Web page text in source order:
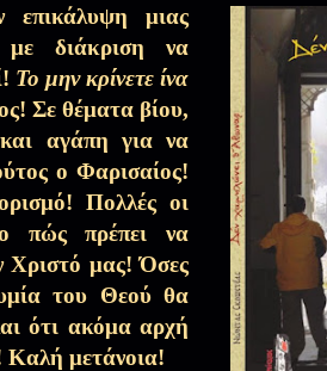
Αποσπάσματα Εκπομπών, Τριώδιο-
Σαρακοστή
Αποσπάσματα Εκπομπών, Τριώδιο-
Σαρακοστή
Αποσπάσματα Εκπομπών, Τριώδιο-
Σαρακοστή
Αποσπάσματα Εκπομπών
μιας
με διάκριση να
Το μην κρίνετε ίνα
Σε θέματα βίου,
αγάπη για να
ο Φαρισαίος!
Πολλές οι
πώς πρέπει να
Χριστό μας! Όσες
του Θεού θα
ότι ακόμα αρχή
Καλή μετάνοια!